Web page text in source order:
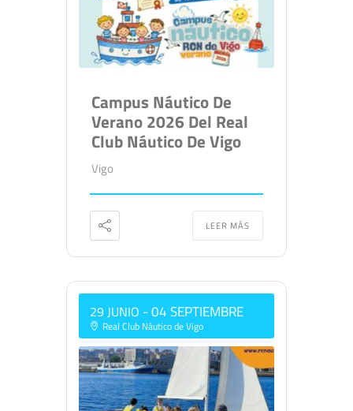
Campus Náutico De
Verano 2026 Del Real
Club Náutico De Vigo
Vigo
LEER MÁS
29 JUNIO - 04 SEPTIEMBRE
Real Club Náutico de Vigo